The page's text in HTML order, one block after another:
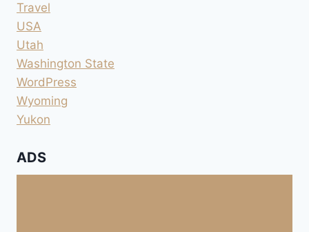
Travel
USA
Utah
Washington State
WordPress
Wyoming
Yukon
ADS